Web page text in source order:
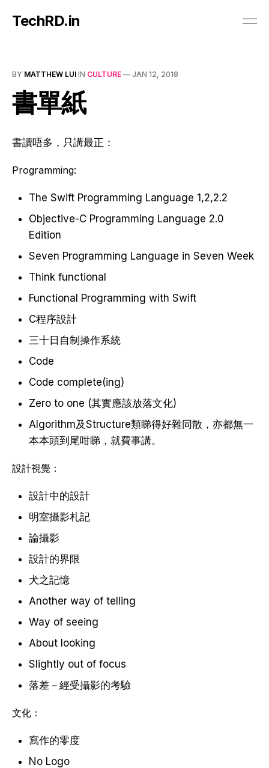
TechRD.in
BY MATTHEW LUI IN CULTURE — JAN 12, 2018
書單紙
書讀唔多，只講最正：
Programming:
The Swift Programming Language 1,2,2.2
Objective-C Programming Language 2.0
Edition
Seven Programming Language in Seven Week
Think functional
Functional Programming with Swift
C程序設計
三十日自制操作系統
Code
Code complete(ing)
Zero to one (其實應該放落文化)
Algorithm及Structure類睇得好雜同散，亦都無一
本本頭到尾咁睇，就費事講。
設計視覺：
設計中的設計
明室攝影札記
論攝影
設計的界限
犬之記憶
Another way of telling
Way of seeing
About looking
Slightly out of focus
落差－經受攝影的考驗
文化：
寫作的零度
No Logo